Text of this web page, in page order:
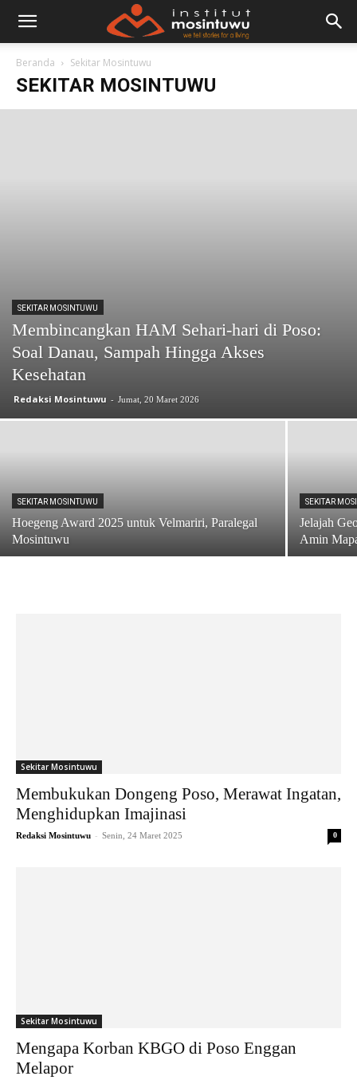
Beranda Sekitar Mosintuwu
SEKITAR MOSINTUWU
SEKITAR MOSINTUWU
Membincangkan HAM Sehari-hari di Poso:
Soal Danau, Sampah Hingga Akses
Kesehatan
Redaksi Mosintuwu - Jumat, 20 Maret 2026
SEKITAR MOSINTUWU
Hoegeng Award 2025 untuk Velmariri, Paralegal
Mosintuwu
SEKITAR
Jelajah
Amin
Sekitar Mosintuwu
Membukukan Dongeng Poso, Merawat Ingatan,
Menghidupkan Imajinasi
Redaksi Mosintuwu - Senin, 24 Maret 2025 0
Sekitar Mosintuwu
Mengapa Korban KBGO di Poso Enggan
Melapor